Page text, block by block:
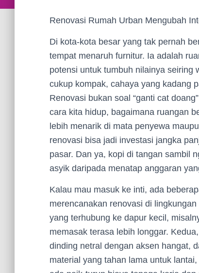
Renovasi Rumah Urban Mengubah
Di kota-kota besar yang tak pernah
tempat menaruh furnitur. Ia adalah
potensi untuk tumbuh nilainya seiring
cukup kompak, cahaya yang kadang
Renovasi bukan soal “ganti cat
cara kita hidup, bagaimana ruangan
lebih menarik di mata penyewa
renovasi bisa jadi investasi jangka
pasar. Dan ya, kopi di tangan sambil
asyik daripada menatap anggaran
Kalau mau masuk ke inti, ada
merencanakan renovasi di
yang terhubung ke dapur kecil,
memasak terasa lebih longgar.
dinding netral dengan aksen hangat,
material yang tahan lama untuk